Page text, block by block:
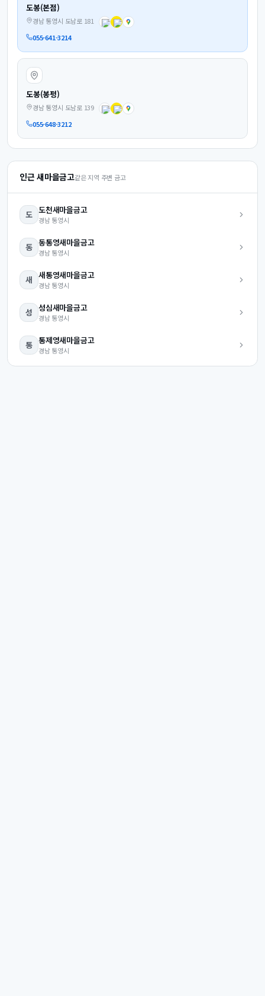
도봉(본점)
경남 통영시 도남로 181
055-641-3214
도봉(봉평)
경남 통영시 도남로 139
055-648-3212
인근 새마을금고같은 지역 주변 금고
도 도천새마을금고
경남 통영시
동 동통영새마을금고
경남 통영시
새 새통영새마을금고
경남 통영시
성 성심새마을금고
경남 통영시
통 통제영새마을금고
경남 통영시